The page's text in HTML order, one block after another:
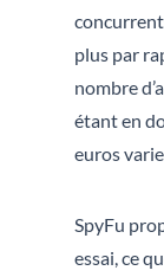
plus par
nombre
étant en
euros
SpyFu
essai, ce